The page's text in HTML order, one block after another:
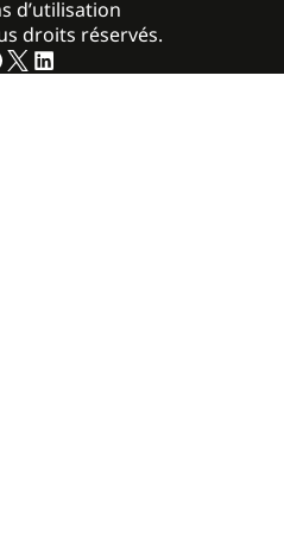
droits réservés.
d’utilisation